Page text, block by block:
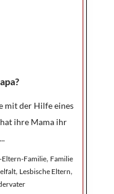
mit der Hilfe eines
ihre Mama ihr
Eltern-Familie, Familie
, Lesbische Eltern,